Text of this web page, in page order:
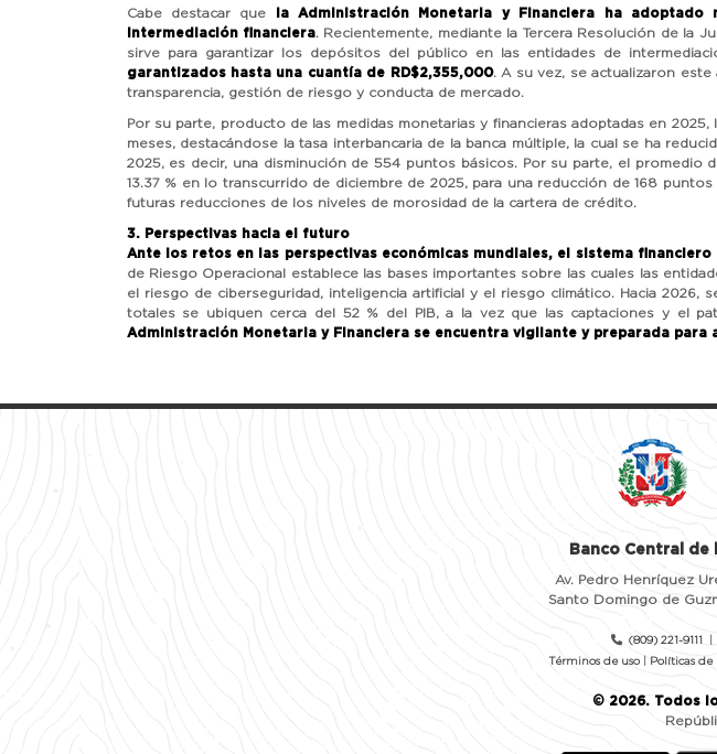
Cabe destacar que
la Administración Monetaria y Financiera ha
intermediación financiera. Recientemente, mediante la Tercera Resolución de la
sirve para garantizar los depósitos del público en las entidades de
garantizados hasta una cuantía de RD$2,355,000. A su vez, se actualizaron este
transparencia, gestión de riesgo y conducta de mercado.
Por su parte, producto de las medidas monetarias y financieras adoptadas en
meses, destacándose la tasa interbancaria de la banca múltiple, la cual se ha
2025, es decir, una disminución de 554 puntos básicos. Por su parte, el promedio
13.37 % en lo transcurrido de diciembre de 2025, para una reducción de 168
futuras reducciones de los niveles de morosidad de la cartera de crédito.
3. Perspectivas hacia el futuro
Ante los retos en las perspectivas económicas mundiales, el sistema
de Riesgo Operacional establece las bases importantes sobre las cuales las
el riesgo de ciberseguridad, inteligencia artificial y el riesgo climático. Hacia
totales se ubiquen cerca del 52 % del PIB, a la vez que las captaciones y el
Administración Monetaria y Financiera se encuentra vigilante y preparada
Banco Central de
Av. Pedro Henríquez
Santo Domingo de
(809) 221-9111
Términos de uso
Políticas
© 2026. Todos